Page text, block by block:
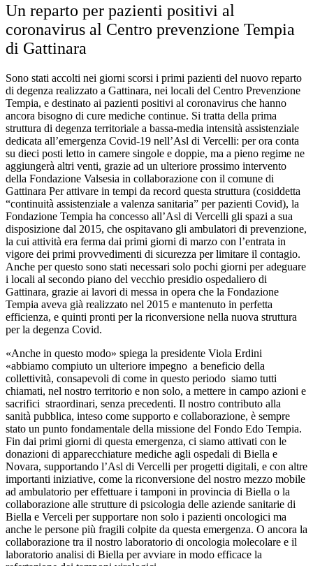
Un reparto per pazienti positivi al
coronavirus al Centro prevenzione Tempia
di Gattinara
Sono stati accolti nei giorni scorsi i primi pazienti del nuovo reparto
di degenza realizzato a Gattinara, nei locali del Centro Prevenzione
Tempia, e destinato ai pazienti positivi al coronavirus che hanno
ancora bisogno di cure mediche continue. Si tratta della prima
struttura di degenza territoriale a bassa-media intensità assistenziale
dedicata all’emergenza Covid-19 nell’Asl di Vercelli: per ora conta
su dieci posti letto in camere singole e doppie, ma a pieno regime ne
aggiungerà altri venti, grazie ad un ulteriore prossimo intervento
della Fondazione Valsesia in collaborazione con il comune di
Gattinara Per attivare in tempi da record questa struttura (cosiddetta
“continuità assistenziale a valenza sanitaria” per pazienti Covid), la
Fondazione Tempia ha concesso all’Asl di Vercelli gli spazi a sua
disposizione dal 2015, che ospitavano gli ambulatori di prevenzione,
la cui attività era ferma dai primi giorni di marzo con l’entrata in
vigore dei primi provvedimenti di sicurezza per limitare il contagio.
Anche per questo sono stati necessari solo pochi giorni per adeguare
i locali al secondo piano del vecchio presidio ospedaliero di
Gattinara, grazie ai lavori di messa in opera che la Fondazione
Tempia aveva già realizzato nel 2015 e mantenuto in perfetta
efficienza, e quinti pronti per la riconversione nella nuova struttura
per la degenza Covid.
«Anche in questo modo» spiega la presidente Viola Erdini
«abbiamo compiuto un ulteriore impegno a beneficio della
collettività, consapevoli di come in questo periodo siamo tutti
chiamati, nel nostro territorio e non solo, a mettere in campo azioni e
sacrifici straordinari, senza precedenti. Il nostro contributo alla
sanità pubblica, inteso come supporto e collaborazione, è sempre
stato un punto fondamentale della missione del Fondo Edo Tempia.
Fin dai primi giorni di questa emergenza, ci siamo attivati con le
donazioni di apparecchiature mediche agli ospedali di Biella e
Novara, supportando l’Asl di Vercelli per progetti digitali, e con altre
importanti iniziative, come la riconversione del nostro mezzo mobile
ad ambulatorio per effettuare i tamponi in provincia di Biella o la
collaborazione alle strutture di psicologia delle aziende sanitarie di
Biella e Verceli per supportare non solo i pazienti oncologici ma
anche le persone più fragili colpite da questa emergenza. O ancora la
collaborazione tra il nostro laboratorio di oncologia molecolare e il
laboratorio analisi di Biella per avviare in modo efficace la